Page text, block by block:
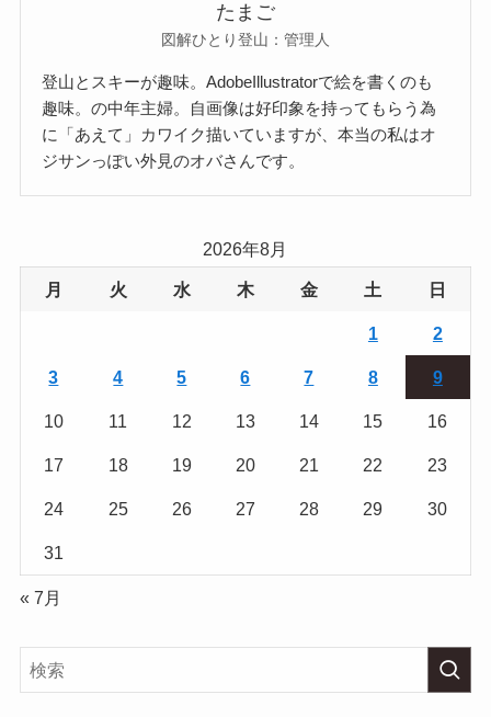
たまご
図解ひとり登山：管理人
登山とスキーが趣味。AdobeIllustratorで絵を書くのも
趣味。の中年主婦。自画像は好印象を持ってもらう為
に「あえて」カワイク描いていますが、本当の私はオ
ジサンっぽい外見のオバさんです。
2026年8月
月 火 水 木 金 土 日
1 2
3 4 5 6 7 8 9
10 11 12 13 14 15 16
17 18 19 20 21 22 23
24 25 26 27 28 29 30
31
« 7月